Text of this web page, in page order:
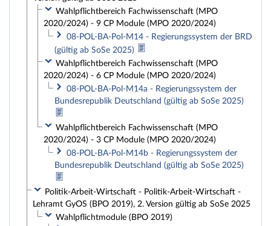
Wahlpflichtbereich Fachwissenschaft (MPO
2020/2024) - 9 CP Module (MPO 2020/2024)
08-POL-BA-Pol-M14 - Regierungssystem der BRD
(gültig ab SoSe 2025)
Wahlpflichtbereich Fachwissenschaft (MPO
2020/2024) - 6 CP Module (MPO 2020/2024)
08-POL-BA-Pol-M14a - Regierungssystem der
Bundesrepublik Deutschland (gültig ab SoSe 2025)
Wahlpflichtbereich Fachwissenschaft (MPO
2020/2024) - 3 CP Module (MPO 2020/2024)
08-POL-BA-Pol-M14b - Regierungssystem der
Bundesrepublik Deutschland (gültig ab SoSe 2025)
Politik-Arbeit-Wirtschaft - Politik-Arbeit-Wirtschaft -
Lehramt GyOS (BPO 2019), 2. Version gültig ab SoSe 2025
Wahlpflichtmodule (BPO 2019)